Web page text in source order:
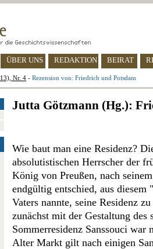
ÜBER UNS REDAKTION BEIRAT
Nr. 4 - Rezension von: Friedrich und Potsdam
Jutta Götzmann (Hg.):
Wie baut man eine Residenz?
absolutistischen Herrscher der
König von Preußen, nach
endgültig entschied, aus diesem
Vaters nannte, seine Residenz
zunächst mit der Gestaltung
Sommerresidenz Sanssouci war
Alter Markt gilt nach einigen